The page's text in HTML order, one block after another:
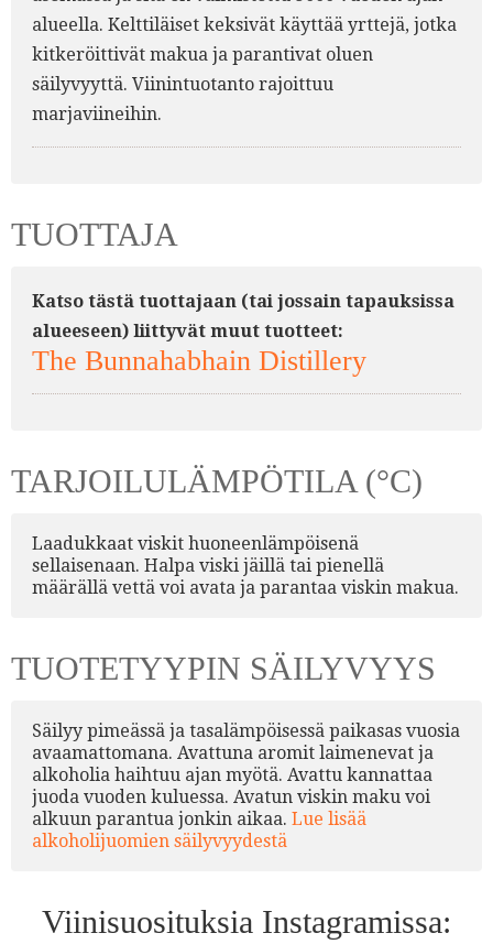
alueella. Kelttiläiset keksivät käyttää yrttejä, jotka
kitkeröittivät makua ja parantivat oluen
säilyvyyttä. Viinintuotanto rajoittuu
marjaviineihin.
TUOTTAJA
Katso tästä tuottajaan (tai jossain tapauksissa
alueeseen) liittyvät muut tuotteet:
The Bunnahabhain Distillery
TARJOILULÄMPÖTILA (°C)
Laadukkaat viskit huoneenlämpöisenä
sellaisenaan. Halpa viski jäillä tai pienellä
määrällä vettä voi avata ja parantaa viskin makua.
TUOTETYYPIN SÄILYVYYS
Säilyy pimeässä ja tasalämpöisessä paikasas vuosia
avaamattomana. Avattuna aromit laimenevat ja
alkoholia haihtuu ajan myötä. Avattu kannattaa
juoda vuoden kuluessa. Avatun viskin maku voi
alkuun parantua jonkin aikaa. Lue lisää
alkoholijuomien säilyvyydestä
Viinisuosituksia Instagramissa: